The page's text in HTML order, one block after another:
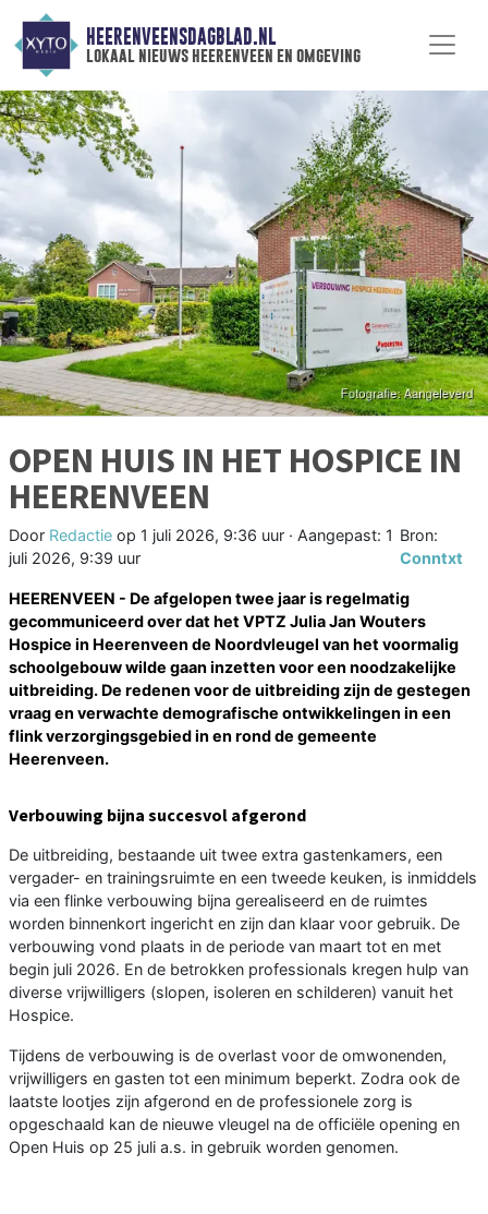
HEERENVEENSDAGBLAD.NL
lokaal nieuws heerenveen en omgeving
OPEN HUIS IN HET HOSPICE IN
HEERENVEEN
Door Redactie op 1 juli 2026, 9:36 uur · Aangepast: 1
juli 2026, 9:39 uur
Bron:
Conntxt
HEERENVEEN - De afgelopen twee jaar is regelmatig
gecommuniceerd over dat het VPTZ Julia Jan Wouters
Hospice in Heerenveen de Noordvleugel van het voormalig
schoolgebouw wilde gaan inzetten voor een noodzakelijke
uitbreiding. De redenen voor de uitbreiding zijn de gestegen
vraag en verwachte demografische ontwikkelingen in een
flink verzorgingsgebied in en rond de gemeente
Heerenveen.
Verbouwing bijna succesvol afgerond
De uitbreiding, bestaande uit twee extra gastenkamers, een
vergader- en trainingsruimte en een tweede keuken, is inmiddels
via een flinke verbouwing bijna gerealiseerd en de ruimtes
worden binnenkort ingericht en zijn dan klaar voor gebruik. De
verbouwing vond plaats in de periode van maart tot en met
begin juli 2026. En de betrokken professionals kregen hulp van
diverse vrijwilligers (slopen, isoleren en schilderen) vanuit het
Hospice.
Tijdens de verbouwing is de overlast voor de omwonenden,
vrijwilligers en gasten tot een minimum beperkt. Zodra ook de
laatste lootjes zijn afgerond en de professionele zorg is
opgeschaald kan de nieuwe vleugel na de officiële opening en
Open Huis op 25 juli a.s. in gebruik worden genomen.